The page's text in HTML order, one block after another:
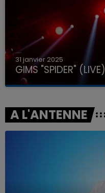
31 janvier 2025
GIMS "SPIDER" (LIVE)
A L'ANTENNE